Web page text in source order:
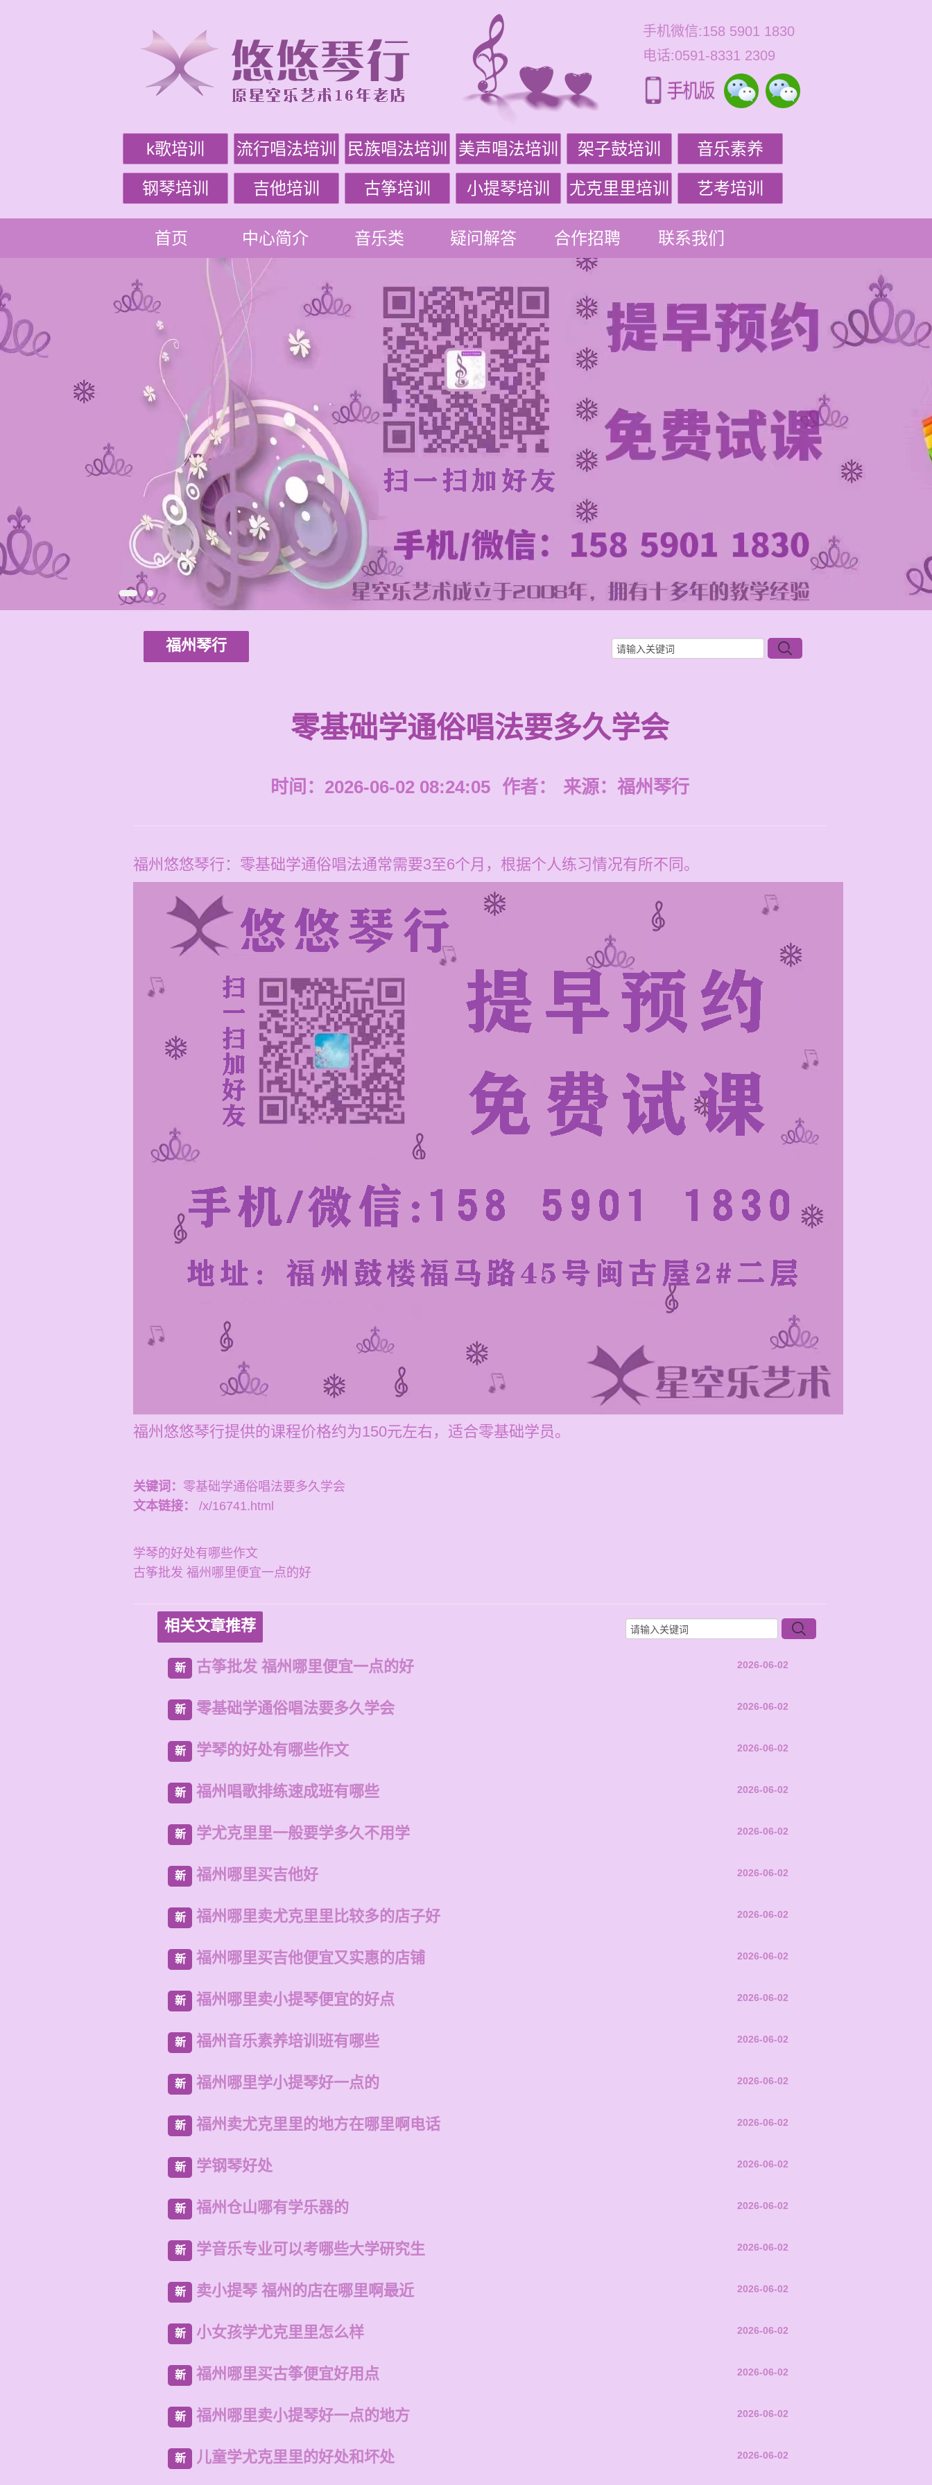
手机微信:158 5901 1830
电话:0591-8331 2309
k歌培训 流行唱法培训 民族唱法培训 美声唱法培训 架子鼓培训 音乐素养
钢琴培训 吉他培训 古筝培训 小提琴培训 尤克里里培训 艺考培训
首页 中心简介 音乐类 疑问解答 合作招聘 联系我们
福州琴行
零基础学通俗唱法要多久学会
时间：2026-06-02 08:24:05 作者： 来源： 福州琴行
福州悠悠琴行：零基础学通俗唱法通常需要3至6个月，根据个人练习情况有所不同。
福州悠悠琴行提供的课程价格约为150元左右，适合零基础学员。
关键词： 零基础学通俗唱法要多久学会
文本链接：
/x/16741.html
学琴的好处有哪些作文
古筝批发 福州哪里便宜一点的好
相关文章推荐
新 古筝批发 福州哪里便宜一点的好 2026-06-02
新 零基础学通俗唱法要多久学会 2026-06-02
新 学琴的好处有哪些作文 2026-06-02
新 福州唱歌排练速成班有哪些 2026-06-02
新 学尤克里里一般要学多久不用学 2026-06-02
新 福州哪里买吉他好 2026-06-02
新 福州哪里卖尤克里里比较多的店子好 2026-06-02
新 福州哪里买吉他便宜又实惠的店铺 2026-06-02
新 福州哪里卖小提琴便宜的好点 2026-06-02
新 福州音乐素养培训班有哪些 2026-06-02
新 福州哪里学小提琴好一点的 2026-06-02
新 福州卖尤克里里的地方在哪里啊电话 2026-06-02
新 学钢琴好处 2026-06-02
新 福州仓山哪有学乐器的 2026-06-02
新 学音乐专业可以考哪些大学研究生 2026-06-02
新 卖小提琴 福州的店在哪里啊最近 2026-06-02
新 小女孩学尤克里里怎么样 2026-06-02
新 福州哪里买古筝便宜好用点 2026-06-02
新 福州哪里卖小提琴好一点的地方 2026-06-02
新 儿童学尤克里里的好处和坏处 2026-06-02